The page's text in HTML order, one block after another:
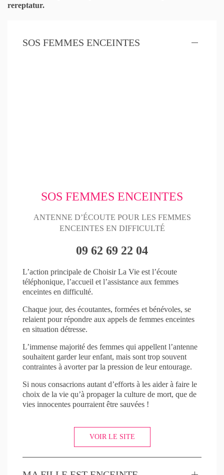
rereptatur.
SOS FEMMES ENCEINTES
SOS FEMMES ENCEINTES
ANTENNE D’ÉCOUTE POUR LES FEMMES
ENCEINTES EN DIFFICULTÉ
09 62 69 22 04
L’action principale de Choisir La Vie est l’écoute
téléphonique, l’accueil et l’assistance aux femmes
enceintes en difficulté.
Chaque jour, des écoutantes, formées et bénévoles, se
relaient pour répondre aux appels de femmes enceintes
en situation détresse.
L’immense majorité des femmes qui appellent l’antenne
souhaitent garder leur enfant, mais sont trop souvent
contraintes à avorter par la pression de leur entourage.
Si nous consacrions autant d’efforts à les aider à faire le
choix de la vie qu’à propager la culture de mort, que de
vies innocentes pourraient être sauvées !
VOIR LE SITE